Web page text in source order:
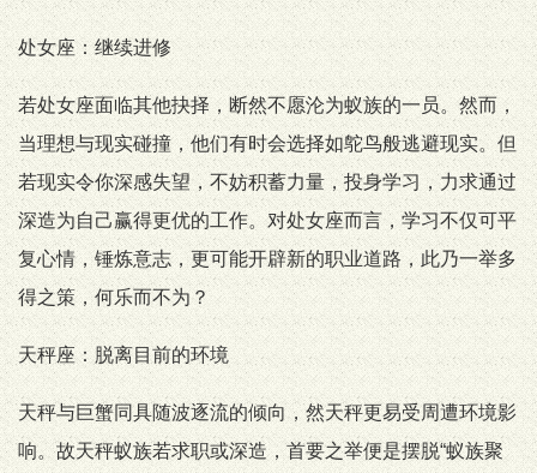
处女座：继续进修
若处女座面临其他抉择，断然不愿沦为蚁族的一员。然而，
当理想与现实碰撞，他们有时会选择如鸵鸟般逃避现实。但
若现实令你深感失望，不妨积蓄力量，投身学习，力求通过
深造为自己赢得更优的工作。对处女座而言，学习不仅可平
复心情，锤炼意志，更可能开辟新的职业道路，此乃一举多
得之策，何乐而不为？
天秤座：脱离目前的环境
天秤与巨蟹同具随波逐流的倾向，然天秤更易受周遭环境影
响。故天秤蚁族若求职或深造，首要之举便是摆脱“蚁族聚